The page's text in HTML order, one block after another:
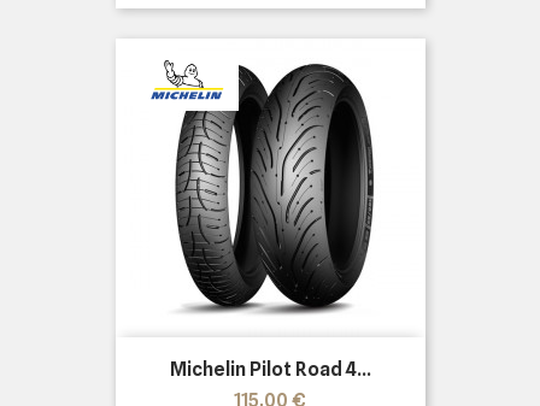
Michelin Pilot Road 4...
Prezzo
115,00 €